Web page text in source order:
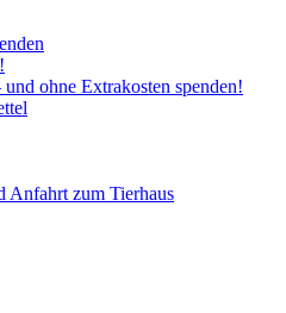
ohne Extrakosten spenden!
Anfahrt zum Tierhaus